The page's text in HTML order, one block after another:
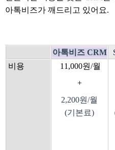
아톡비즈가 깨드리고 있어요.
아톡비즈 CRM
비용
11,000원/월
+
2,200원/월
(기본료)